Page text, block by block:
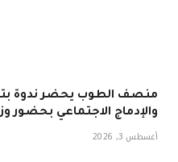
منصف الطوب يحضر ندوة
والإدماج الاجتماعي بحضور
أغسطس 3, 2026